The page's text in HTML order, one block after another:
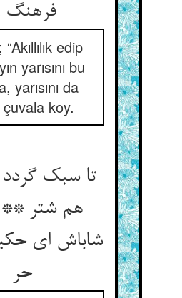
فرهنگ
edip
yarısını bu
yarısını da
koy.
تا سبک
هم شتر
شاباش ای
حر